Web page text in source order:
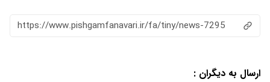
https://www.pishgamfanavari.ir/fa/tiny/news-7295
ارسال به دیگران :